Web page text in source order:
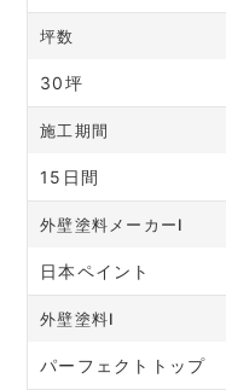
坪数
30坪
施工期間
15日間
外壁塗料メーカーⅠ
日本ペイント
外壁塗料Ⅰ
パーフェクトトップ